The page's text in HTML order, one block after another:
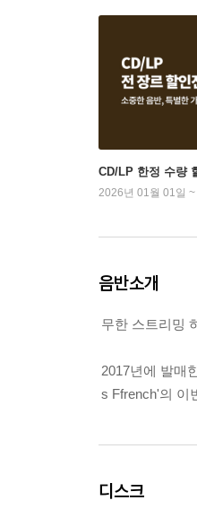
CD/LP 한정 수량
2026년 01월 01일
음반소개
무한 스트리밍
2017년에 발매
s Ffrench'의 이
디스크